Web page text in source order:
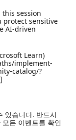
session
protect sensitive
AI-driven
Learn)
implement-
catalog/?
있습니다. 반드시
든 이벤트를 확인